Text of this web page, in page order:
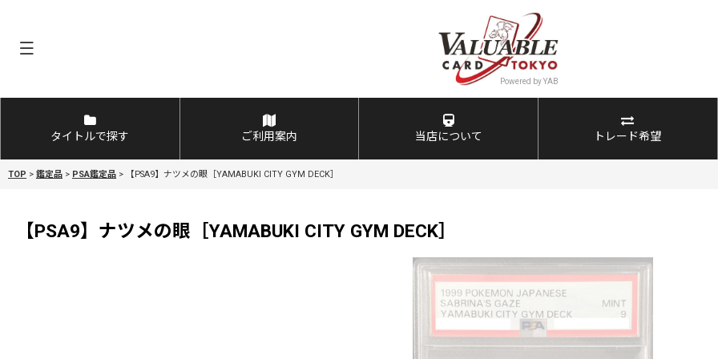
タイトルで探す ご利用案内 当店について トレード希望
TOP > 鑑定品 > PSA鑑定品 > 【PSA9】ナツメの眼［YAMABUKI CITY GYM DECK］
【PSA9】ナツメの眼［YAMABUKI CITY GYM DECK］